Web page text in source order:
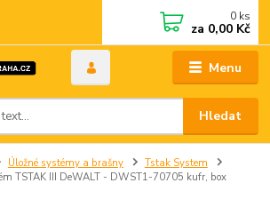
Menu
Hledat
0 ks
za 0,00 Kč
Úložné systémy a brašny
Tstak System
TSTAK III DeWALT - DWST1-70705 kufr, box